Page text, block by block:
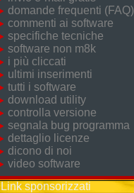
domande frequenti (FAQ)
commenti ai software
specifiche tecniche
software non m8k
i più cliccati
ultimi inserimenti
tutti i software
download utility
controlla versione
segnala bug programma
dettaglio licenze
dicono di noi
video software
Link sponsorizzati